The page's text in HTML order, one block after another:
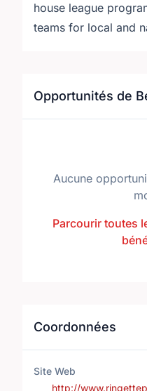
house league
teams for local and
Opportunités de
Aucune
Parcourir toutes
Coordonnées
Site Web
http://